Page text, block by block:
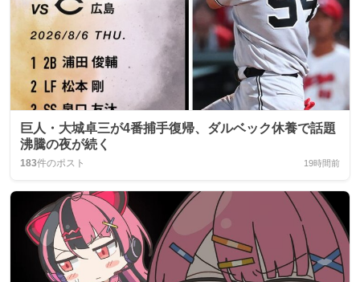
巨人・大城卓三が4番捕手復帰、ダルベック休養で話題
沸騰の夜が続く
183件のポスト 19時間前